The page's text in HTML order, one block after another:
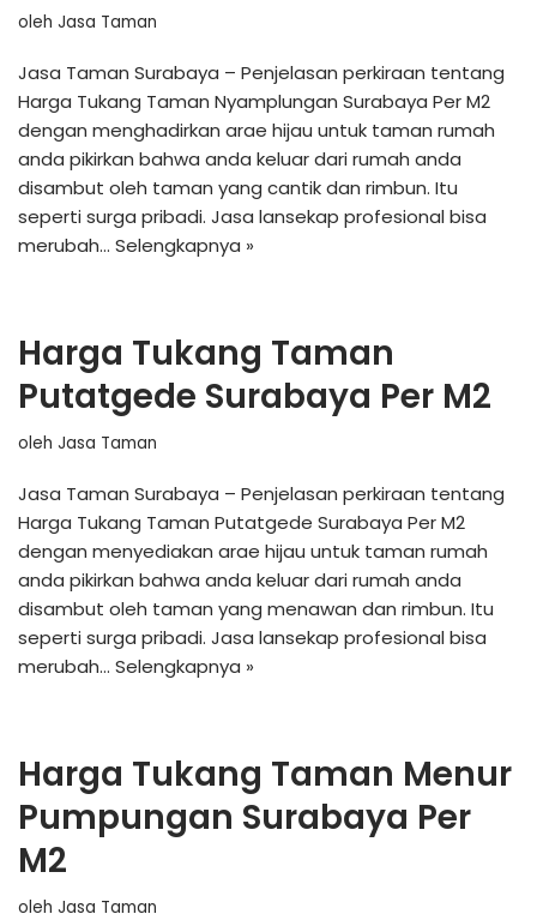
oleh Jasa Taman
Jasa Taman Surabaya – Penjelasan perkiraan tentang
Harga Tukang Taman Nyamplungan Surabaya Per M2
dengan menghadirkan arae hijau untuk taman rumah
anda pikirkan bahwa anda keluar dari rumah anda
disambut oleh taman yang cantik dan rimbun. Itu
seperti surga pribadi. Jasa lansekap profesional bisa
merubah… Selengkapnya »
Harga Tukang Taman
Putatgede Surabaya Per M2
oleh Jasa Taman
Jasa Taman Surabaya – Penjelasan perkiraan tentang
Harga Tukang Taman Putatgede Surabaya Per M2
dengan menyediakan arae hijau untuk taman rumah
anda pikirkan bahwa anda keluar dari rumah anda
disambut oleh taman yang menawan dan rimbun. Itu
seperti surga pribadi. Jasa lansekap profesional bisa
merubah… Selengkapnya »
Harga Tukang Taman Menur
Pumpungan Surabaya Per
M2
oleh Jasa Taman